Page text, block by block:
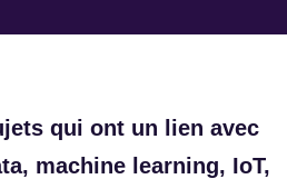
qui ont un lien avec
machine learning, IoT,